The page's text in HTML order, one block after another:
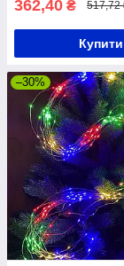
362,40 ₴ 517,72
Купити
–30%